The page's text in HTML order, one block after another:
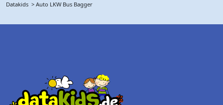
Datakids > Auto LKW Bus Bagger